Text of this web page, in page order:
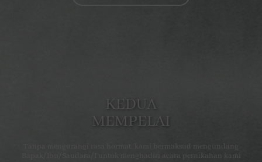
KEDUA
MEMPELAI
Tanpa mengurangi rasa hormat, kami bermaksud mengundang
Bapak/Ibu/Saudara/I untuk menghadiri acara pernikahan kami